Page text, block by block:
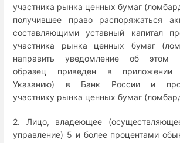
участника рынка ценных бумаг
получившее право распоряжаться
составляющими уставный капитал
участника рынка ценных бумаг
направить уведомление об этом
образец приведен в
Указанию) в Банк России и
участнику рынка ценных бумаг
2. Лицо, владеющее
управление) 5 и более процентами